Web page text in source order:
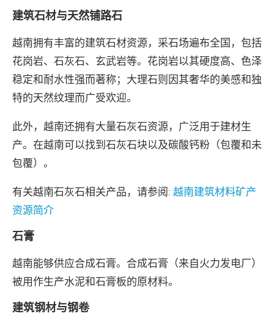
建筑石材与天然铺路石
越南拥有丰富的建筑石材资源，采石场遍布全国，包括
花岗岩、石灰石、玄武岩等。花岗岩以其硬度高、色泽
稳定和耐水性强而著称；大理石则因其奢华的美感和独
特的天然纹理而广受欢迎。
此外，越南还拥有大量石灰石资源，广泛用于建材生
产。在越南可以找到石灰石块以及碳酸钙粉（包覆和未
包覆）。
有关越南石灰石相关产品，请参阅: 越南建筑材料矿产
资源简介
石膏
越南能够供应合成石膏。合成石膏（来自火力发电厂）
被用作生产水泥和石膏板的原材料。
建筑钢材与钢卷